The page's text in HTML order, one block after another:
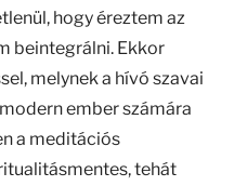
hogy éreztem az
beintegrálni. Ekkor
melynek a hívó szavai
ember számára
a meditációs
tehát